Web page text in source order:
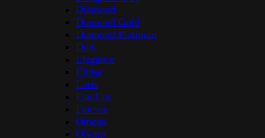
Diamond
Diamond Gold
Diamond Platinum
Dots
Elegance
Elipse
Loris
Flat Cut
Finesse
Omega
Olymp